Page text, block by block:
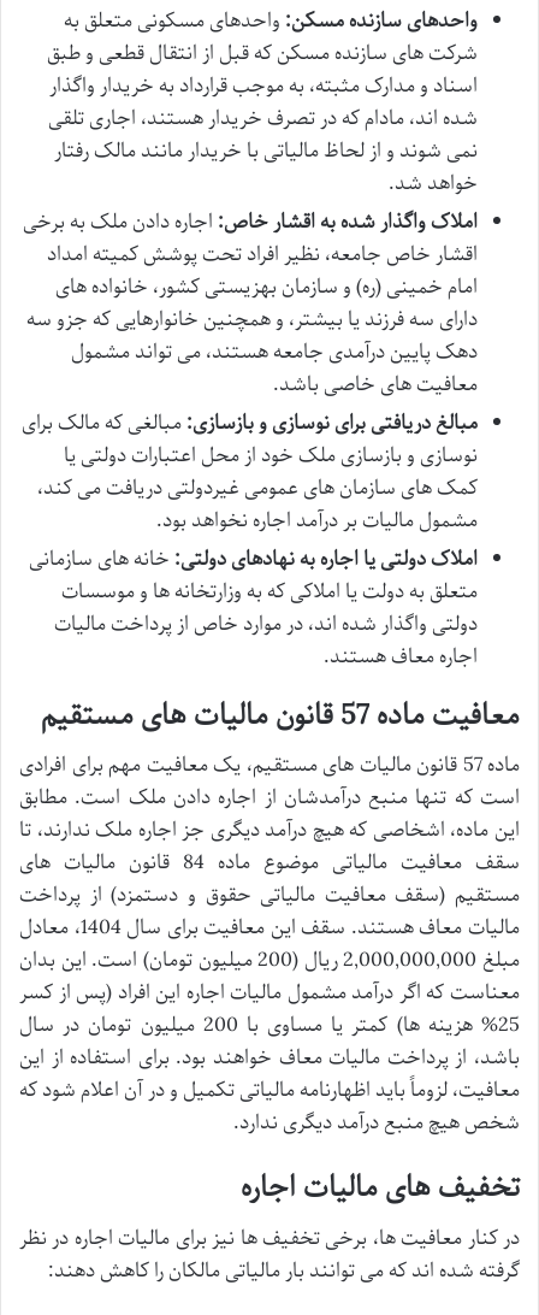
واحدهای سازنده مسکن: واحدهای مسکونی متعلق به
شرکت های سازنده مسکن که قبل از انتقال قطعی و طبق
اسناد و مدارک مثبته، به موجب قرارداد به خریدار واگذار
شده اند، مادام که در تصرف خریدار هستند، اجاری تلقی
نمی شوند و از لحاظ مالیاتی با خریدار مانند مالک رفتار
خواهد شد.
املاک واگذار شده به اقشار خاص: اجاره دادن ملک به برخی
اقشار خاص جامعه، نظیر افراد تحت پوشش کمیته امداد
امام خمینی (ره) و سازمان بهزیستی کشور، خانواده های
دارای سه فرزند یا بیشتر، و همچنین خانوارهایی که جزو سه
دهک پایین درآمدی جامعه هستند، می تواند مشمول
معافیت های خاصی باشد.
مبالغ دریافتی برای نوسازی و بازسازی:مبالغی که مالک برای
نوسازی و بازسازی ملک خود از محل اعتبارات دولتی یا
کمک های سازمان های عمومی غیردولتی دریافت می کند،
مشمول مالیات بر درآمد اجاره نخواهد بود.
املاک دولتی یا اجاره به نهادهای دولتی: خانه های سازمانی
متعلق به دولت یا املاکی که به وزارتخانه ها و موسسات
دولتی واگذار شده اند، در موارد خاص از پرداخت مالیات
اجاره معاف هستند.
معافیت ماده 57 قانون مالیات های مستقیم
ماده 57 قانون مالیات های مستقیم، یک معافیت مهم برای افرادی
است که تنها منبع درآمدشان از اجاره دادن ملک است. مطابق
این ماده، اشخاصی که هیچ درآمد دیگری جز اجاره ملک ندارند، تا
سقف معافیت مالیاتی موضوع ماده 84 قانون مالیات های
مستقیم (سقف معافیت مالیاتی حقوق و دستمزد) از پرداخت
مالیات معاف هستند. سقف این معافیت برای سال 1404، معادل
مبلغ 2,000,000,000 ریال (200 میلیون تومان) است. این بدان
معناست که اگر درآمد مشمول مالیات اجاره این افراد (پس از کسر
25% هزینه ها) کمتر یا مساوی با 200 میلیون تومان در سال
باشد، از پرداخت مالیات معاف خواهند بود. برای استفاده از این
معافیت، لزوماً باید اظهارنامه مالیاتی تکمیل و در آن اعلام شود که
شخص هیچ منبع درآمد دیگری ندارد.
تخفیف های مالیات اجاره
در کنار معافیت ها، برخی تخفیف ها نیز برای مالیات اجاره در نظر
گرفته شده اند که می توانند بار مالیاتی مالکان را کاهش دهند: